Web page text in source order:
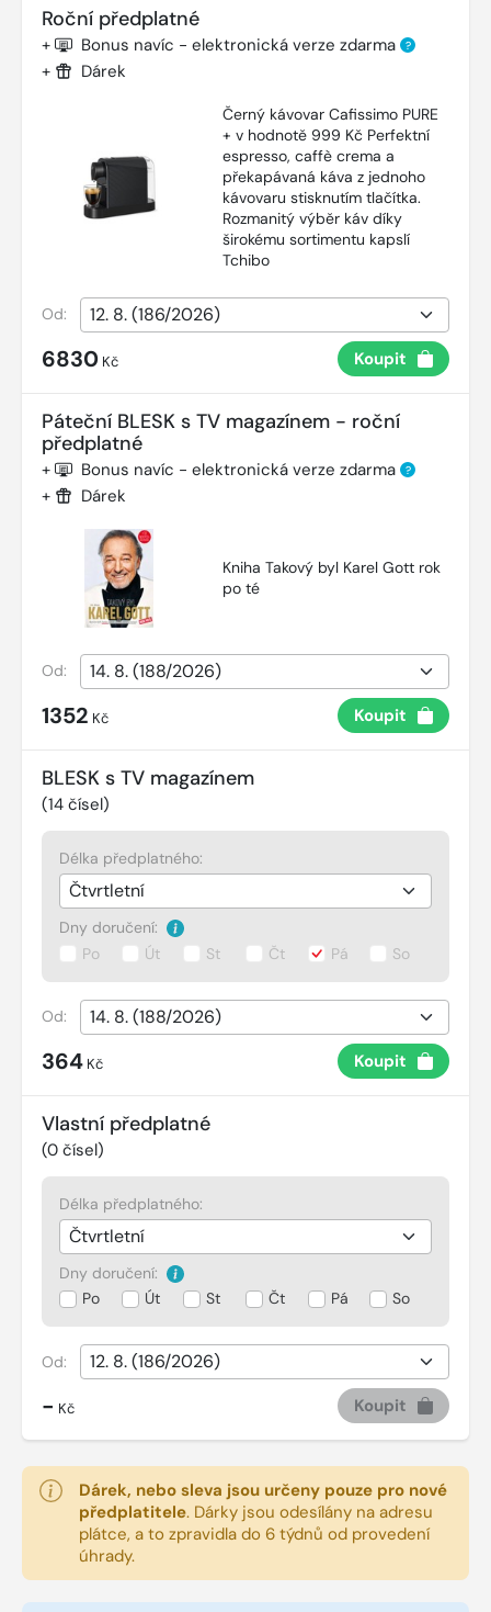
Roční předplatné
+ Bonus navíc - elektronická verze zdarma ?
+ Dárek
Černý kávovar Cafissimo PURE
+ v hodnotě 999 Kč Perfektní
espresso, caffè crema a
překapávaná káva z jednoho
kávovaru stisknutím tlačítka.
Rozmanitý výběr káv díky
širokému sortimentu kapslí
Tchibo
Od:
6830 Kč Koupit
Páteční BLESK s TV magazínem - roční
předplatné
+ Bonus navíc - elektronická verze zdarma ?
+ Dárek
Kniha Takový byl Karel Gott rok
po té
Od:
1352 Kč Koupit
BLESK s TV magazínem
(14 čísel)
Délka předplatného:
Dny doručení:
Po
Út St Čt Pá So
Od:
364 Kč Koupit
Vlastní předplatné
(0 čísel)
Délka předplatného:
Dny doručení:
Po
Út St Čt Pá So
Od:
- Kč Koupit
Dárek, nebo sleva jsou určeny pouze pro nové
předplatitele. Dárky jsou odesílány na adresu
plátce, a to zpravidla do 6 týdnů od provedení
úhrady.